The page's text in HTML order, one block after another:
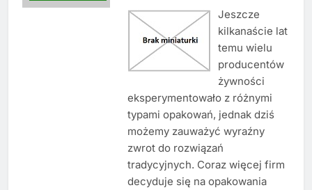
Jeszcze
kilkanaście lat
temu wielu
producentów
żywności
eksperymentowało z różnymi
typami opakowań, jednak dziś
możemy zauważyć wyraźny
zwrot do rozwiązań
tradycyjnych. Coraz więcej firm
decyduje się na opakowania